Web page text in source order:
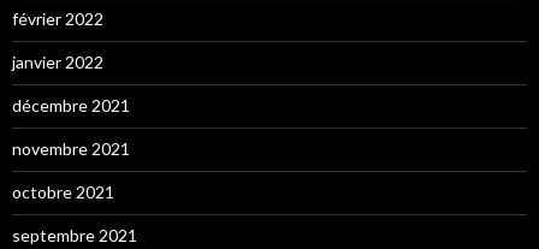
février 2022
janvier 2022
décembre 2021
novembre 2021
octobre 2021
septembre 2021